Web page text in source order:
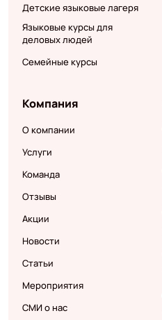
Детские языковые лагеря
Языковые курсы для
деловых людей
Семейные курсы
Компания
О компании
Услуги
Команда
Отзывы
Акции
Новости
Статьи
Мероприятия
СМИ о нас